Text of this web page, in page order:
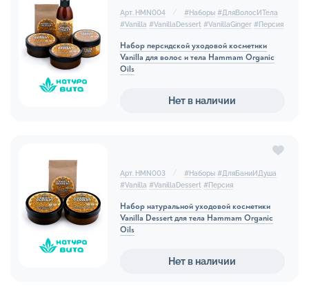
Арт. HMN004 #Наборы #ДляВолосИТела
#Vanilla #VanillaDessert #VanillaGinger #Персия
Набор персидской уходовой косметики
Vanilla для волос и тела Hammam Organic
Oils
Нет в наличии
Арт. HMN003 #Наборы #ДляБаниИДуша
#Vanilla #VanillaDessert #Персия
Набор натуральной уходовой косметики
Vanilla Dessert для тела Hammam Organic
Oils
Нет в наличии